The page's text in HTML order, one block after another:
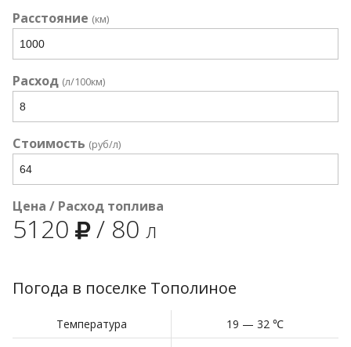
Расстояние (км)
Расход (л/100км)
Стоимость (руб/л)
Цена / Расход топлива
5120 / 80 л
Погода в поселке Тополиное
Температура
19 — 32 ℃